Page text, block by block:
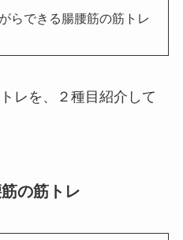
らできる腸腰筋の筋トレ
レを、２種目紹介して
の筋トレ